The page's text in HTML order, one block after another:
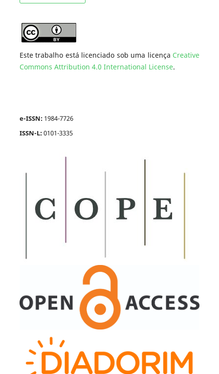
Este trabalho está licenciado sob uma licença Creative
Commons Attribution 4.0 International License.
e-ISSN: 1984-7726
ISSN-L:0101-3335